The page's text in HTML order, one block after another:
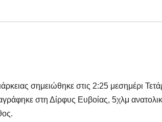
σημειώθηκε στις 2:25 μεσημέρι
στη Δίρφυς Ευβοίας, 5χλμ